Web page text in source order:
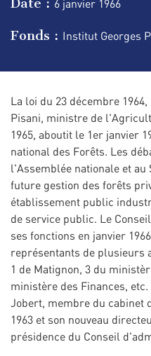
Date : 6 janvier 1966
Fonds : Institut Georges
La loi du 23 décembre
Pisani, ministre de
1965, aboutit le 1er janvier
national des Forêts. Les
l'Assemblée nationale et
future gestion des forêts
établissement public
de service public. Le
ses fonctions en janvier
représentants de plusieurs
1 de Matignon, 3 du
ministère des Finances,
Jobert, membre du cabinet
1963 et son nouveau
présidence du Conseil